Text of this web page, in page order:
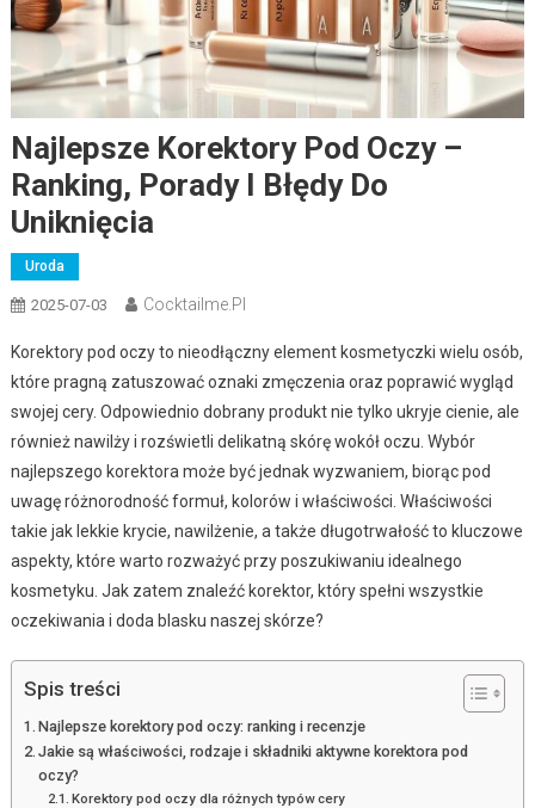
Najlepsze Korektory Pod Oczy –
Ranking, Porady I Błędy Do
Uniknięcia
Uroda
2025-07-03 Cocktailme.pl
Korektory pod oczy to nieodłączny element kosmetyczki wielu osób,
które pragną zatuszować oznaki zmęczenia oraz poprawić wygląd
swojej cery. Odpowiednio dobrany produkt nie tylko ukryje cienie, ale
również nawilży i rozświetli delikatną skórę wokół oczu. Wybór
najlepszego korektora może być jednak wyzwaniem, biorąc pod
uwagę różnorodność formuł, kolorów i właściwości. Właściwości
takie jak lekkie krycie, nawilżenie, a także długotrwałość to kluczowe
aspekty, które warto rozważyć przy poszukiwaniu idealnego
kosmetyku. Jak zatem znaleźć korektor, który spełni wszystkie
oczekiwania i doda blasku naszej skórze?
Spis treści
Najlepsze korektory pod oczy: ranking i recenzje
Jakie są właściwości, rodzaje i składniki aktywne korektora pod
oczy?
Korektory pod oczy dla różnych typów cery